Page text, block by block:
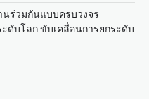
นร่วมกันแบบครบวงจร
ดับโลก ขับเคลื่อนการยกระดับ